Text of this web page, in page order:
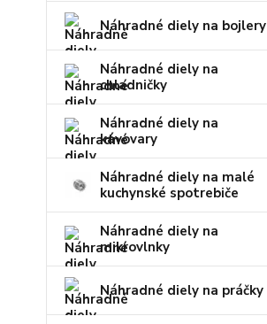
Náhradné diely na bojlery
Náhradné diely na
chladničky
Náhradné diely na
kávovary
Náhradné diely na malé
kuchynské spotrebiče
Náhradné diely na
mikrovlnky
Náhradné diely na práčky